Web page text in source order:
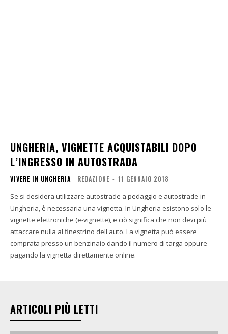
UNGHERIA, VIGNETTE ACQUISTABILI DOPO
L’INGRESSO IN AUTOSTRADA
VIVERE IN UNGHERIA REDAZIONE - 11 GENNAIO 2018
Se si desidera utilizzare autostrade a pedaggio e autostrade in
Ungheria, è necessaria una vignetta. In Ungheria esistono solo le
vignette elettroniche (e-vignette), e ciò significa che non devi più
attaccare nulla al finestrino dell'auto. La vignetta puó essere
comprata presso un benzinaio dando il numero di targa oppure
pagando la vignetta direttamente online.
ARTICOLI PIÙ LETTI